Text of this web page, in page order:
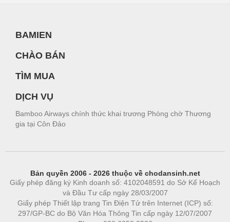
BAMIEN
CHÀO BÁN
TÌM MUA
DỊCH VỤ
Bamboo Airways chính thức khai trương Phòng chờ Thương
gia tại Côn Đảo
Bản quyền 2006 - 2026 thuộc về chodansinh.net
Giấy phép đăng ký Kinh doanh số: 4102048591 do Sở Kế Hoạch
và Đầu Tư cấp ngày 28/03/2007
Giấy phép Thiết lập trang Tin Điện Tử trên Internet (ICP) số:
297/GP-BC do Bộ Văn Hóa Thông Tin cấp ngày 12/07/2007